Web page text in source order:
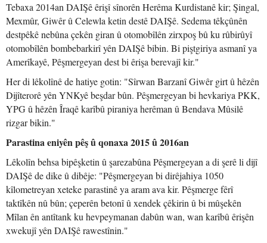
Tebaxa 2014an DAIŞê êrişî sînorên Herêma Kurdistanê kir; Şingal,
Mexmûr, Giwêr û Celewla ketin destê DAIŞê. Sedema têkçûnên
destpêkê nebûna çekên giran û otomobîlên zirxpoş bû ku rûbirûyî
otomobîlên bombebarkirî yên DAIŞê bibin. Bi piştgiriya asmanî ya
Amerîkayê, Pêşmergeyan dest bi êrişa berevajî kir."
Her di lêkolînê de hatiye gotin: "Sîrwan Barzanî Giwêr girt û hêzên
Dijîterorê yên YNKyê beşdar bûn. Pêşmergeyan bi hevkariya PKK,
YPG û hêzên Îraqê karîbû piraniya herêman û Bendava Mûsilê
rizgar bikin."
Parastina eniyên pêş û qonaxa 2015 û 2016an
Lêkolîn behsa bipêşketin û şarezabûna Pêşmergeyan a di şerê li dijî
DAIŞê de dike û dibêje: "Pêşmergeyan bi dirêjahiya 1050
kîlometreyan xeteke parastinê ya aram ava kir. Pêşmerge fêrî
taktîkên nû bûn; çeperên betonî û xendek çêkirin û bi mûşekên
Mîlan ên antîtank ku hevpeymanan dabûn wan, wan karîbû êrişên
xwekujî yên DAIŞê rawestînin."